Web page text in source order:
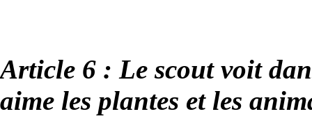
Article 6 : Le scout voit
aime les plantes et les